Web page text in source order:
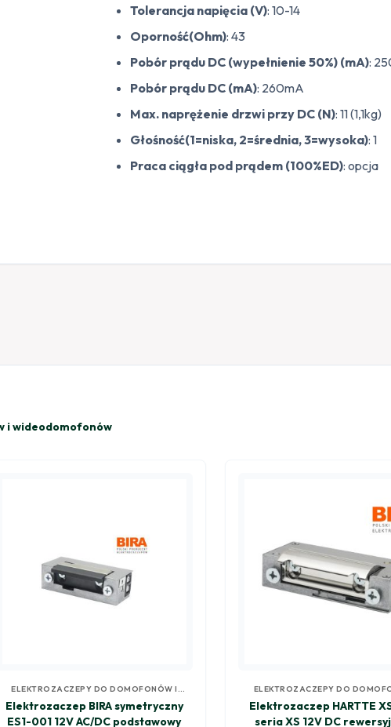
Tolerancja napięcia (V): 10-14
Oporność(Ohm): 43
Pobór prądu DC (wypełnienie 50%) (mA):
Pobór prądu DC (mA): 260mA
Max. naprężenie drzwi przy DC (N): 11 (1,1kg)
Głośność(1=niska, 2=średnia, 3=wysoka): 1
Praca ciągła pod prądem (100%ED): opcja
i wideodomofonów
ELEKTROZACZEPY DO DOMOFONÓW I
WIDEODOMOFONÓW
Elektrozaczep BIRA symetryczny
ES1-001 12V AC/DC podstawowy
ELEKTROZACZEPY DO
WIDEODOMOFONÓW
Elektrozaczep HARTTE
seria XS 12V DC